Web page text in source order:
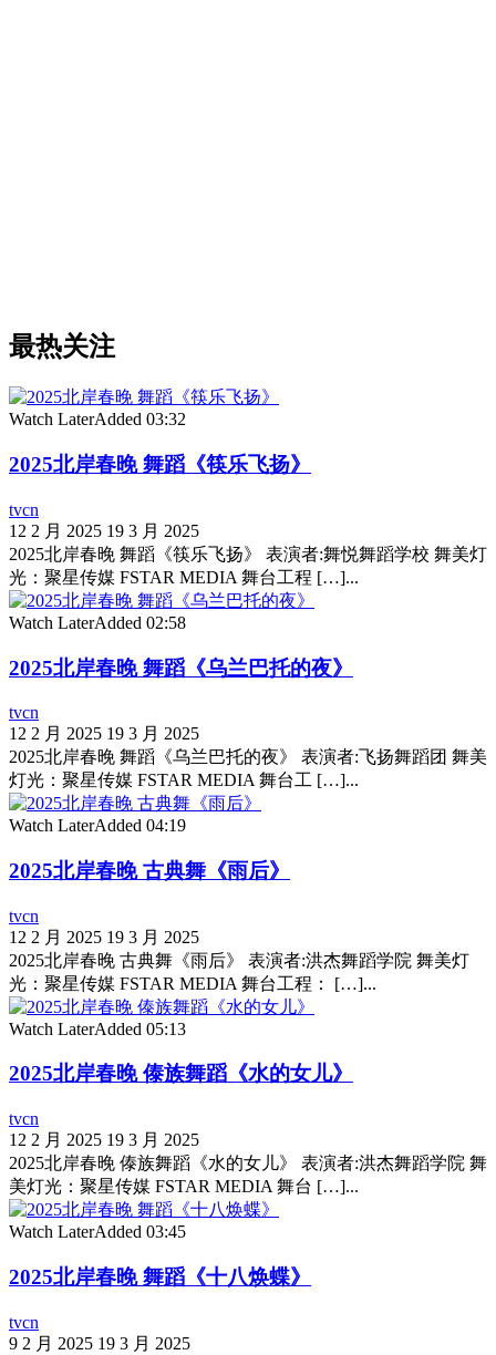
最热关注
Watch LaterAdded 03:32
2025北岸春晚 舞蹈《筷乐飞扬》
tvcn
12 2 月 2025 19 3 月 2025
2025北岸春晚 舞蹈《筷乐飞扬》 表演者:舞悦舞蹈学校 舞美灯
光：聚星传媒 FSTAR MEDIA 舞台工程 […]...
Watch LaterAdded 02:58
2025北岸春晚 舞蹈《乌兰巴托的夜》
tvcn
12 2 月 2025 19 3 月 2025
2025北岸春晚 舞蹈《乌兰巴托的夜》 表演者:飞扬舞蹈团 舞美
灯光：聚星传媒 FSTAR MEDIA 舞台工 […]...
Watch LaterAdded 04:19
2025北岸春晚 古典舞《雨后》
tvcn
12 2 月 2025 19 3 月 2025
2025北岸春晚 古典舞《雨后》 表演者:洪杰舞蹈学院 舞美灯
光：聚星传媒 FSTAR MEDIA 舞台工程： […]...
Watch LaterAdded 05:13
2025北岸春晚 傣族舞蹈《水的女儿》
tvcn
12 2 月 2025 19 3 月 2025
2025北岸春晚 傣族舞蹈《水的女儿》 表演者:洪杰舞蹈学院 舞
美灯光：聚星传媒 FSTAR MEDIA 舞台 […]...
Watch LaterAdded 03:45
2025北岸春晚 舞蹈《十八焕蝶》
tvcn
9 2 月 2025 19 3 月 2025